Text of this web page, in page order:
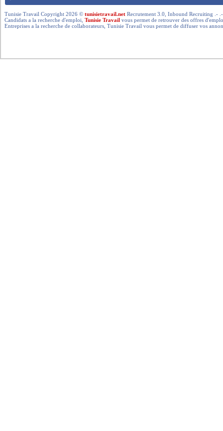
Tunisie Travail Copyright 2026 ©tunisietravail.net Recrutement 3.0, Inbound Recruiting .-
Candidats a la recherche d'emploi,Tunisie Travail vous permet de retrouver des offres
Entreprises a la recherche de collaborateurs, Tunisie Travail vous permet de diffuser vos